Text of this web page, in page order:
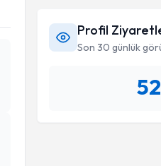
Profil
Son 30 günlük
52